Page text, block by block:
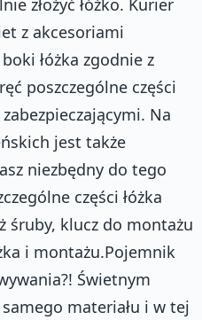
z akcesoriami
łóżka zgodnie z
poszczególne części
Na
jest także
niezbędny do tego
części łóżka
śruby, klucz do montażu
i montażu.Pojemnik
Świetnym
materiału i w tej